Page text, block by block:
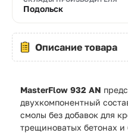
Подольск
Описание товара
MasterFlow 932 AN
двухкомпонентный
смолы без добавок для
трещиноватых бетонах